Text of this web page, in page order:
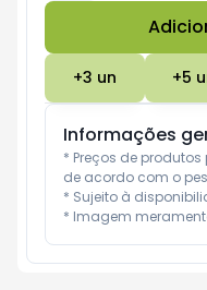
+3 un +5
Informações
* Preços de
de acordo com o
* Sujeito à
* Imagem